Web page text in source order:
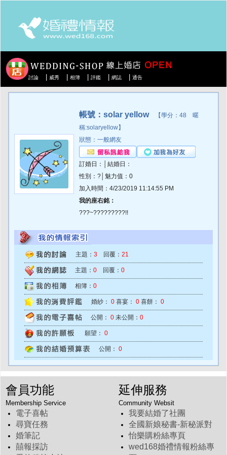
討論 威秀 相簿 評鑑 網誌 通告
帳號：solar yellow【學分：48 暱
稱:solaryellow】
狀態：一般網友
訂婚日：│結婚日：
性別：?│魅力值：0
加入時間：4/23/2019 11:14:55 PM
我的座右銘：
???~?????????!!
主題： 3 回覆： 21
主題： 0 回覆： 0
相簿： 0
婚紗： 0 喜宴： 0 喜餅： 0
公開： 0 未公開： 0
願望： 0
公開： 0
會員功能
Membership Service
電子喜帖
尋寶任務
婚筆記
囍報採訪
延伸服務
Community Websit
我要結婚了社團
全國新娘秘書-新秘派對
怡樂購粉絲專頁
wed168婚禮情報粉絲專